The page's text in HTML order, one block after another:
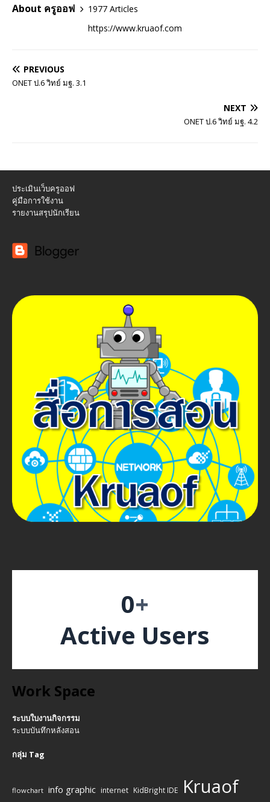
About ครูออฟ
1977 Articles
https://www.kruaof.com
PREVIOUS
ONET ป.6 วิทย์ มฐ. 3.1
NEXT
ONET ป.6 วิทย์ มฐ. 4.2
ประเมินเว็บครูออฟ
คู่มือการใช้งาน
รายงานสรุปนักเรียน
0+
Active Users
Work Space
ระบบใบงานกิจกรรม
ระบบบันทึกหลังสอน
กลุ่ม Tag
flowchart info graphic internet KidBright IDE Kruaof